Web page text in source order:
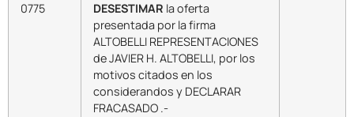
0775 DESESTIMAR la oferta
presentada por la firma
ALTOBELLI REPRESENTACIONES
de JAVIER H. ALTOBELLI, por los
motivos citados en los
considerandos y DECLARAR
FRACASADO .-